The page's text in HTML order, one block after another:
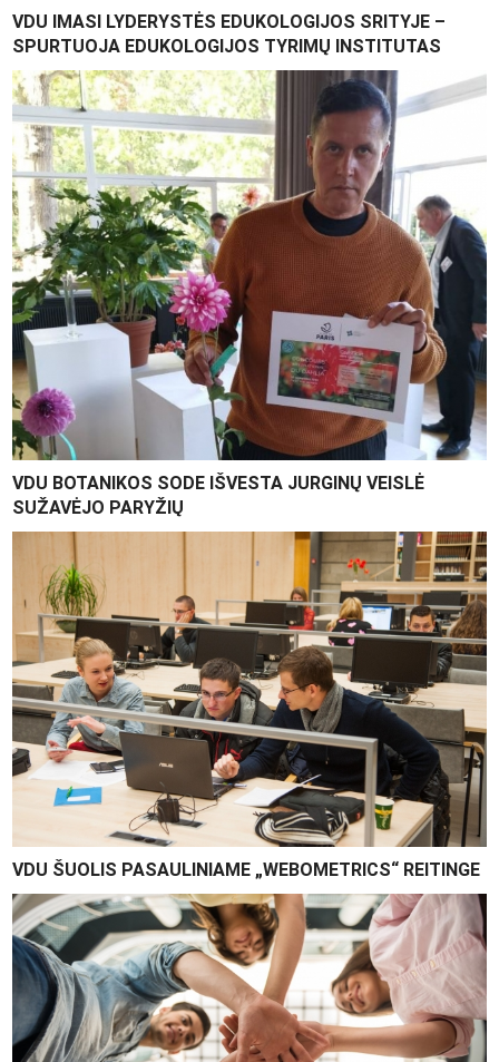
VDU IMASI LYDERYSTĖS EDUKOLOGIJOS SRITYJE –
SPURTUOJA EDUKOLOGIJOS TYRIMŲ INSTITUTAS
VDU BOTANIKOS SODE IŠVESTA JURGINŲ VEISLĖ
SUŽAVĖJO PARYŽIŲ
VDU ŠUOLIS PASAULINIAME „WEBOMETRICS“ REITINGE